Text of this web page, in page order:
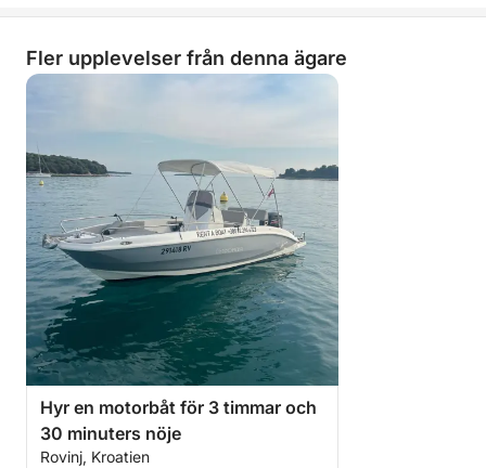
båtdag. Vi ses till sjöss!
Fler upplevelser från denna ägare
Hyr en motorbåt för 3 timmar och
30 minuters nöje
Rovinj, Kroatien